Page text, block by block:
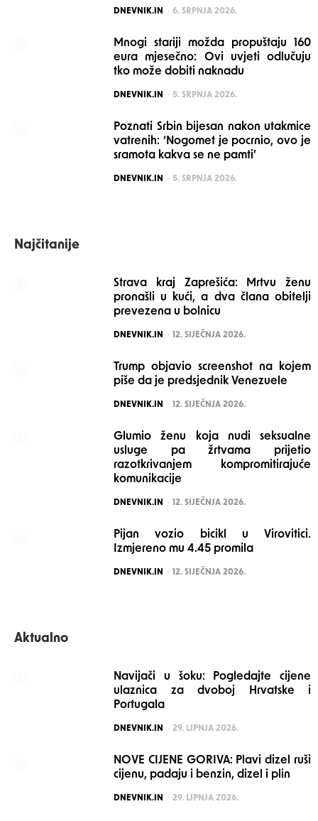
POSTED
DNEVNIK.IN 6. SRPNJA 2026.
Mnogi stariji možda propuštaju 160
eura mjesečno: Ovi uvjeti odlučuju
tko može dobiti naknadu
POSTED
DNEVNIK.IN 5. SRPNJA 2026.
Poznati Srbin bijesan nakon utakmice
vatrenih: ‘Nogomet je pocrnio, ovo je
sramota kakva se ne pamti’
POSTED
DNEVNIK.IN 5. SRPNJA 2026.
Najčitanije
Strava kraj Zaprešića: Mrtvu ženu
pronašli u kući, a dva člana obitelji
prevezena u bolnicu
POSTED
DNEVNIK.IN 12. SIJEČNJA 2026.
Trump objavio screenshot na kojem
piše da je predsjednik Venezuele
POSTED
DNEVNIK.IN 12. SIJEČNJA 2026.
Glumio ženu koja nudi seksualne
usluge pa žrtvama prijetio
razotkrivanjem kompromitirajuće
komunikacije
POSTED
DNEVNIK.IN 12. SIJEČNJA 2026.
Pijan vozio bicikl u Virovitici.
Izmjereno mu 4.45 promila
POSTED
DNEVNIK.IN 12. SIJEČNJA 2026.
Aktualno
Navijači u šoku: Pogledajte cijene
ulaznica za dvoboj Hrvatske i
Portugala
POSTED
DNEVNIK.IN 29. LIPNJA 2026.
NOVE CIJENE GORIVA: Plavi dizel ruši
cijenu, padaju i benzin, dizel i plin
POSTED
DNEVNIK.IN 29. LIPNJA 2026.